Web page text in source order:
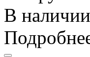
В наличии